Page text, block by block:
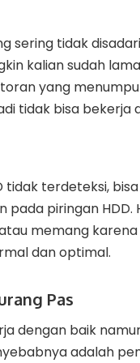
sering tidak
kalian sudah
yang
tidak bisa bekerja
tidak terdeteksi,
pada piringan
memang karena
dan optimal.
Pas
dengan baik
adalah